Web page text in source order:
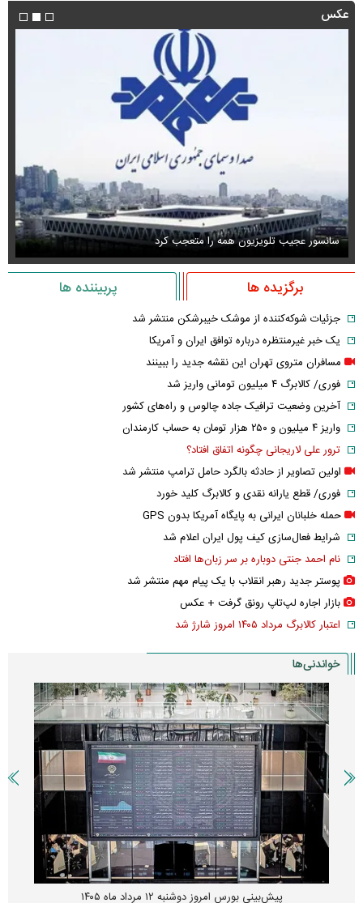
عکس
سانسور عجیب تلویزیون همه را متعجب کرد
برگزیده ها پربیننده ها
جزئیات شوکه‌کننده از موشک خیبرشکن منتشر شد
یک خبر غیرمنتظره درباره توافق ایران و آمریکا
مسافران متروی تهران این نقشه جدید را ببینند
فوری/ کالابرگ ۴ میلیون تومانی واریز شد
آخرین وضعیت ترافیک جاده چالوس و راه‌های کشور
واریز ۴ میلیون و ۲۵۰ هزار تومان به حساب کارمندان
ترور علی لاریجانی چگونه اتفاق افتاد؟
اولین تصاویر از حادثه بالگرد حامل ترامپ منتشر شد
فوری/ قطع یارانه نقدی و کالابرگ کلید خورد
حمله خلبانان ایرانی به پایگاه آمریکا بدون GPS
شرایط فعال‌سازی کیف پول ایران اعلام شد
نام احمد جنتی دوباره بر سر زبان‌ها افتاد
پوستر جدید رهبر انقلاب با یک پیام مهم منتشر شد
بازار اجاره لپ‌تاپ رونق گرفت + عکس
اعتبار کالابرگ مرداد ۱۴۰۵ امروز شارژ شد
خواندنی‌ها
پیش‌بینی بورس امروز دوشنبه ۱۲ مرداد ماه ۱۴۰۵